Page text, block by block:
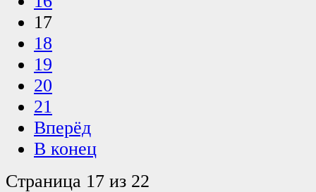
17
18
19
20
21
Вперёд
В конец
Страница 17 из 22